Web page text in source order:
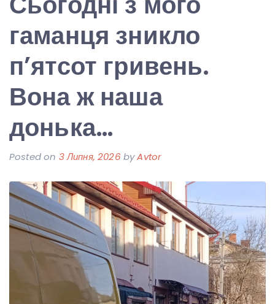
гаманця зникло
п’ятсот гривень.
Вона ж наша
донька…
Posted on 3 Липня, 2026 byAvtor